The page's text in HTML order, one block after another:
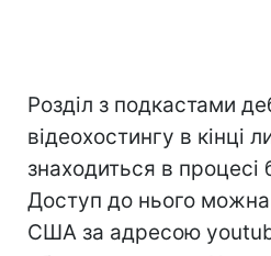
Розділ з подкастами
відеохостингу в кінці
знаходиться в процесі
Доступ до нього можна
США за адресою